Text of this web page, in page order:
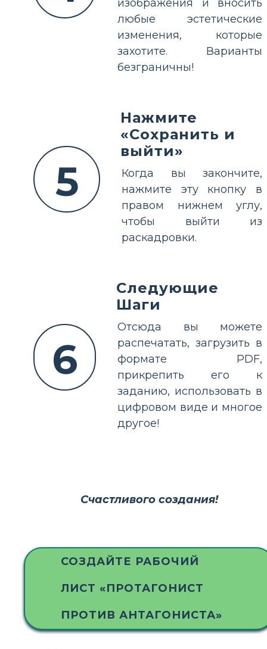
изображения и вносить
любые эстетические
изменения, которые
захотите. Варианты
безграничны!
5
Нажмите
«Сохранить и
выйти»
Когда вы закончите,
нажмите эту кнопку в
правом нижнем углу,
чтобы выйти из
раскадровки.
6
Следующие
Шаги
Отсюда вы можете
распечатать, загрузить в
формате PDF,
прикрепить его к
заданию, использовать в
цифровом виде и многое
другое!
Счастливого создания!
СОЗДАЙТЕ РАБОЧИЙ
ЛИСТ «ПРОТАГОНИСТ
ПРОТИВ АНТАГОНИСТА»